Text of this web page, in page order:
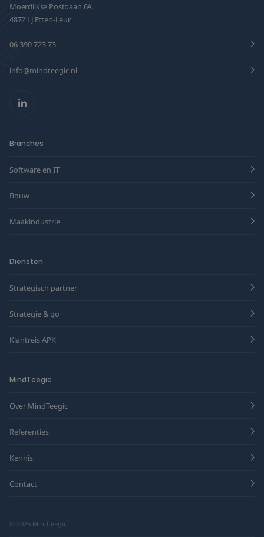
Moerdijkse Postbaan 6A
4872 LJ Etten-Leur
06 390 723 73
info@mindteegic.nl
LinkedIn
Branches
Software en IT
Bouw
Maakindustrie
Diensten
Strategisch partner
Strategie & go
Klantreis APK
MindTeegic
Over MindTeegic
Referenties
Kennis
Contact
© 2026 Mindteegic